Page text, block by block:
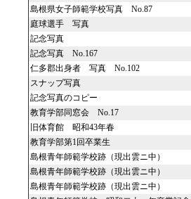
島根県女子師範学校写真 No.87
庭球選手 写真
記念写真
記念写真 No.167
仁多郡出身者 写真 No.102
スナップ写真
記念写真のコピー
教育学部同窓会 No.17
旧体育館 昭和43年春
教育学部第1回卒業生
島根青年師範学校跡（現出雲ニ中）
島根青年師範学校跡（現出雲ニ中）
島根青年師範学校跡（現出雲ニ中）